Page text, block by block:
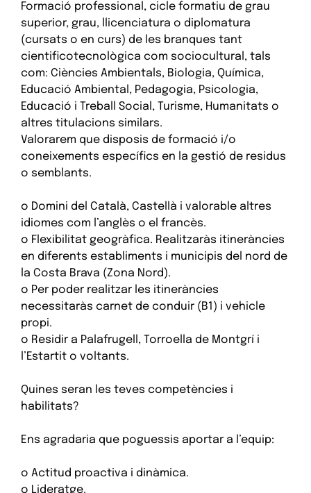
Formació professional, cicle formatiu de grau
superior, grau, llicenciatura o diplomatura
(cursats o en curs) de les branques tant
cientificotecnològica com sociocultural, tals
com: Ciències Ambientals, Biologia, Química,
Educació Ambiental, Pedagogia, Psicologia,
Educació i Treball Social, Turisme, Humanitats o
altres titulacions similars.
Valorarem que disposis de formació i/o
coneixements específics en la gestió de residus
o semblants.
o Domini del Català, Castellà i valorable altres
idiomes com l’anglès o el francès.
o Flexibilitat geogràfica. Realitzaràs itineràncies
en diferents establiments i municipis del nord de
la Costa Brava (Zona Nord).
o Per poder realitzar les itineràncies
necessitaràs carnet de conduir (B1) i vehicle
propi.
o Residir a Palafrugell, Torroella de Montgrí i
l’Estartit o voltants.
Quines seran les teves competències i
habilitats?
Ens agradaria que poguessis aportar a l’equip:
o Actitud proactiva i dinàmica.
o Lideratge.